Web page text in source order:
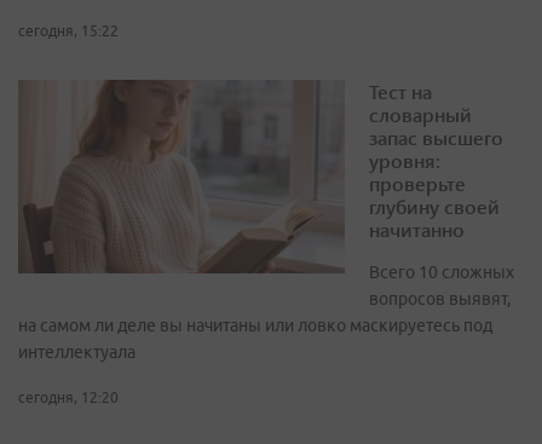
сегодня, 15:22
Тест на
словарный
запас высшего
уровня:
проверьте
глубину своей
начитанно
Всего 10 сложных
вопросов выявят,
на самом ли деле вы начитаны или ловко маскируетесь под
интеллектуала
сегодня, 12:20